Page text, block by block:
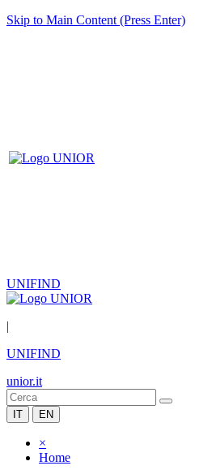
Skip to Main Content (Press Enter)
UNIFIND
|
UNIFIND
unior.it
IT EN
×
Home